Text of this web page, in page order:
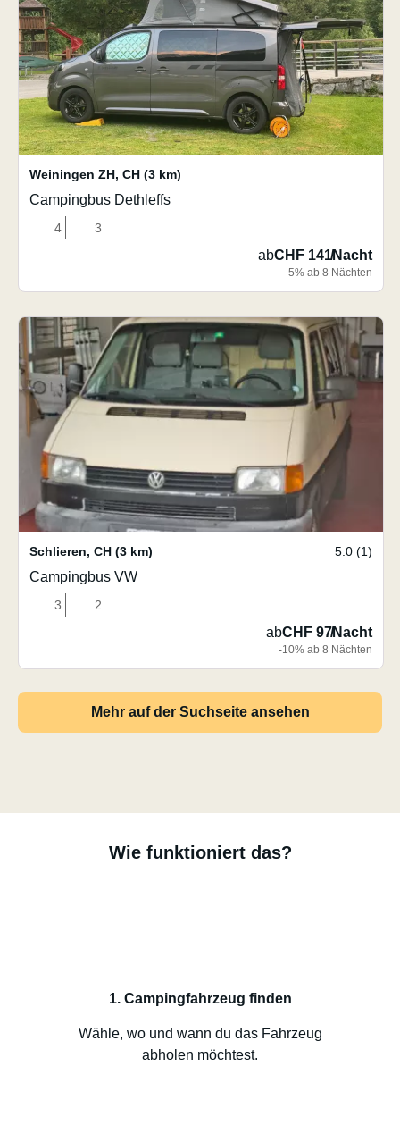
Weiningen ZH, CH (3 km)
Campingbus Dethleffs
4 3
abCHF 141/Nacht
-5% ab 8 Nächten
Schlieren, CH (3 km) 5.0 (1)
Campingbus VW
3 2
abCHF 97/Nacht
-10% ab 8 Nächten
Mehr auf der Suchseite ansehen
Wie funktioniert das?
1. Campingfahrzeug finden
Wähle, wo und wann du das Fahrzeug
abholen möchtest.